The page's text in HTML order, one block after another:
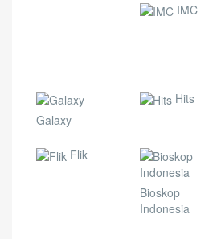
IMC
Galaxy
Hits
Flik
Bioskop
Indonesia